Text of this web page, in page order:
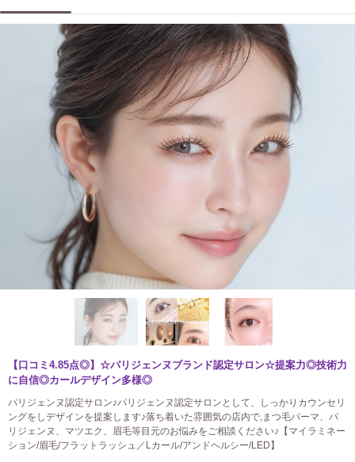
【口コミ4.85点◎】☆パリジェンヌブランド認定サロン☆提案力◎技術力
に自信◎カールデザイン多様◎
パリジェンヌ認定サロン♪パリジェンヌ認定サロンとして、しっかりカウンセリ
ングをしデザインを提案します♪落ち着いた雰囲気の店内で,まつ毛パーマ、パ
リジェンヌ、マツエク、眉毛等目元のお悩みをご相談ください♪【マイラミネー
ション/眉毛/フラットラッシュ／Lカール/アンドヘルシー/LED】